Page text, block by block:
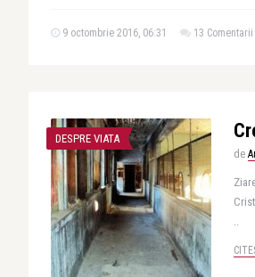
9 octombrie 2016, 06:31 13 Comentarii
DESPRE VIATA
de
..